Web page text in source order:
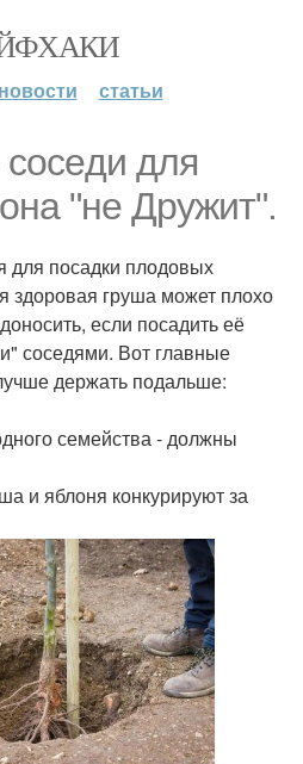
новости статьи
для
"не Дрyжит".
для посадки плодовых
здоровая груша может плохо
если посадить её
соседями. Вот главные
держать подальше:
семейства - должны
и яблоня конкурируют за